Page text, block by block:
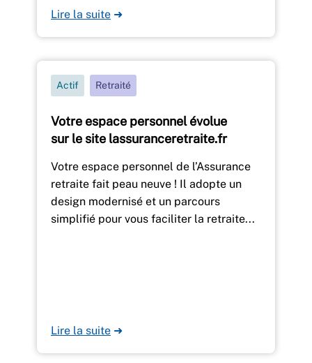
Lire la suite ➜
Votre espace personnel évolue
sur le site lassuranceretraite.fr
Actif Retraité
Votre espace personnel de l’Assurance
retraite fait peau neuve ! Il adopte un
design modernisé et un parcours
simplifié pour vous faciliter la retraite...
Lire la suite ➜